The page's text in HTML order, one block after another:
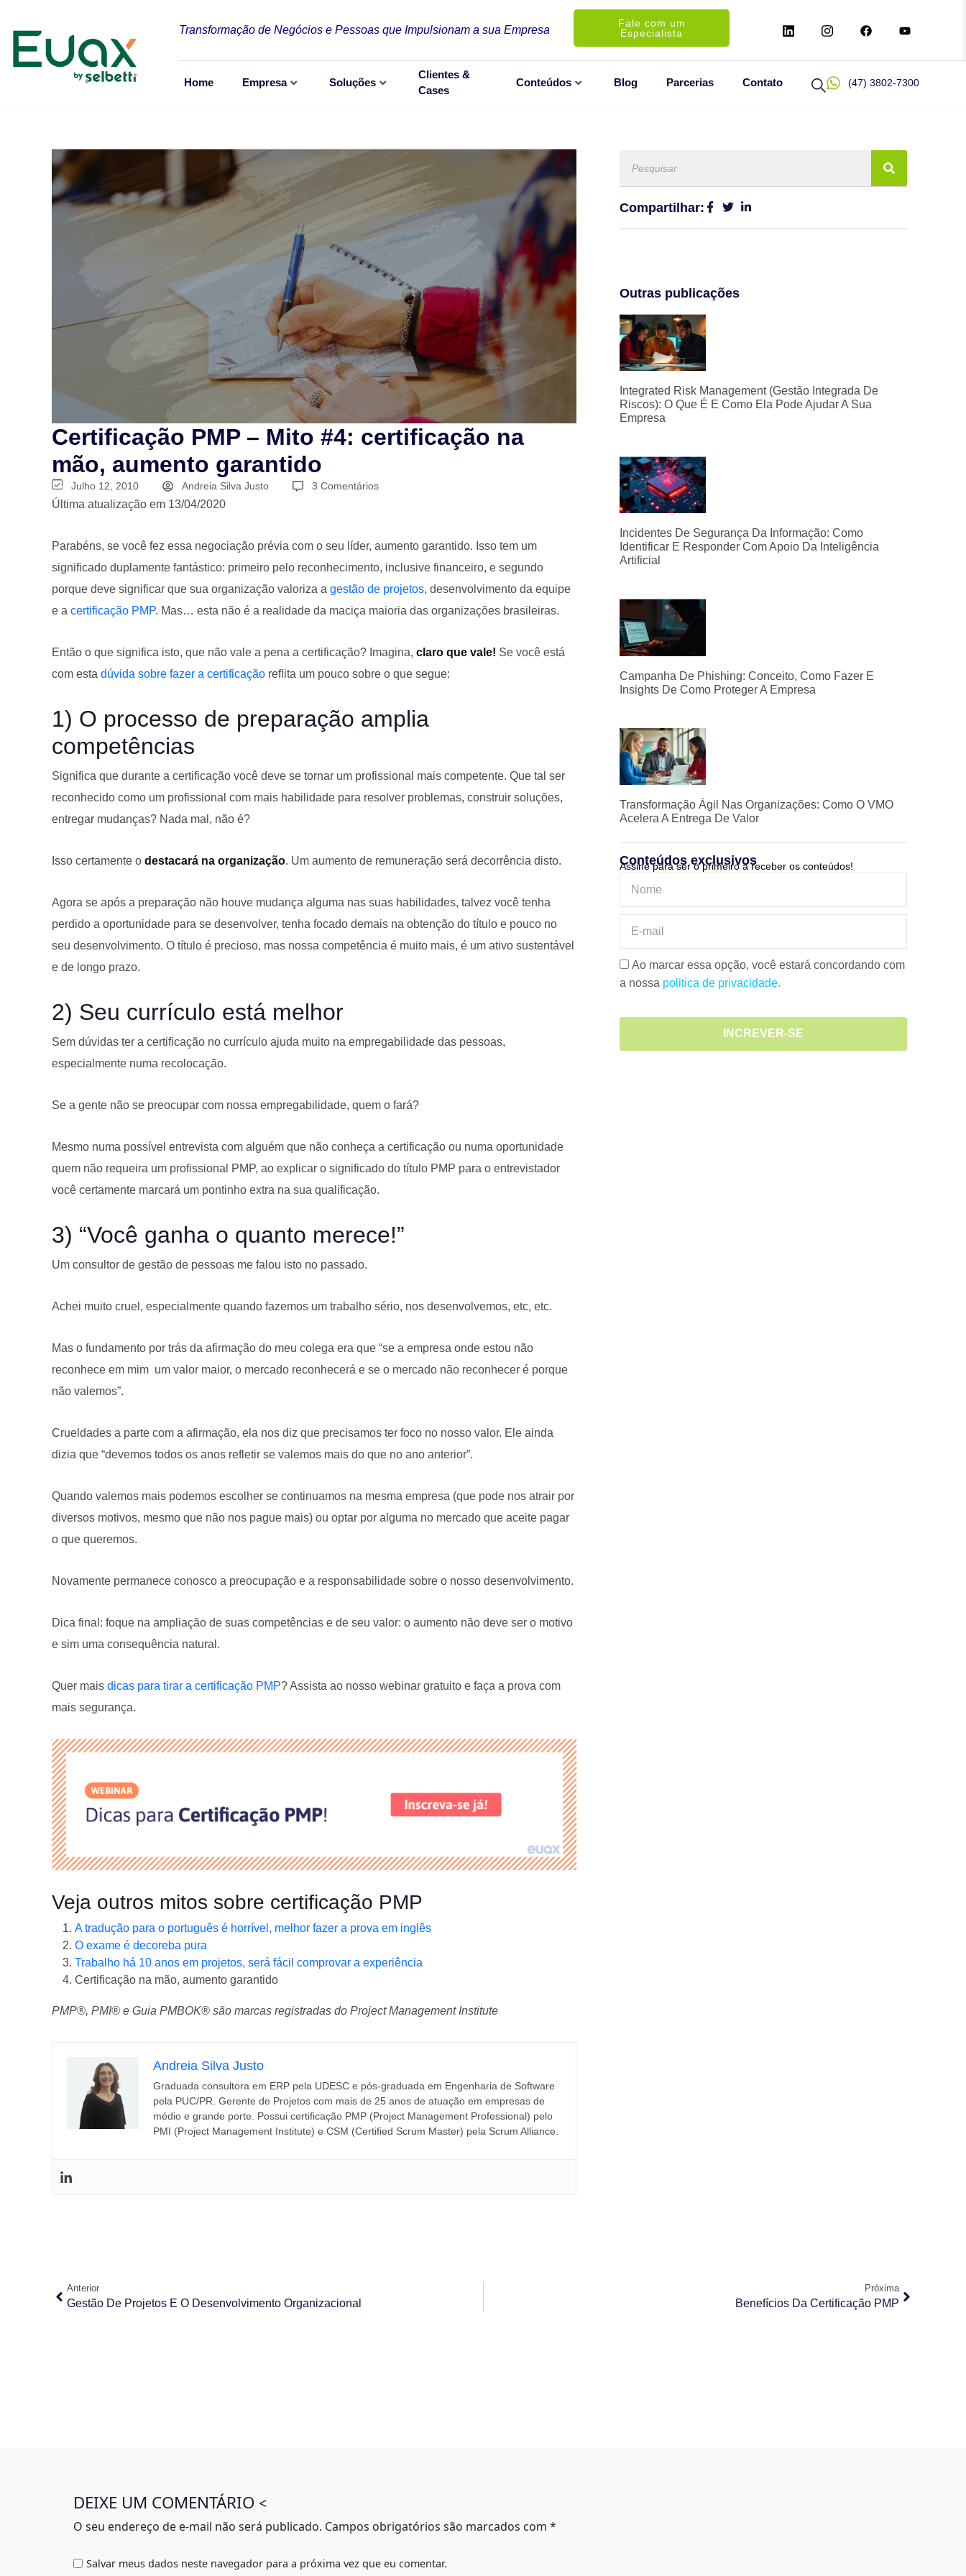
Transformação de Negócios e Pessoas que Impulsionam a sua Empresa
Fale com um
Especialista
Home Empresa Soluções
Clientes &
Cases
Conteúdos Blog Parcerias Contato (47) 3802-7300
Certificação PMP – Mito #4: certificação na
mão, aumento garantido
Julho 12, 2010 Andreia Silva Justo 3 Comentários
Última atualização em 13/04/2020
Parabéns, se você fez essa negociação prévia com o seu líder, aumento garantido. Isso tem um
significado duplamente fantástico: primeiro pelo reconhecimento, inclusive financeiro, e segundo
porque deve significar que sua organização valoriza a gestão de projetos, desenvolvimento da equipe
e a certificação PMP. Mas… esta não é a realidade da maciça maioria das organizações brasileiras.
Então o que significa isto, que não vale a pena a certificação? Imagina, claro que vale! Se você está
com esta dúvida sobre fazer a certificação reflita um pouco sobre o que segue:
1) O processo de preparação amplia
competências
Significa que durante a certificação você deve se tornar um profissional mais competente. Que tal ser
reconhecido como um profissional com mais habilidade para resolver problemas, construir soluções,
entregar mudanças? Nada mal, não é?
Isso certamente o destacará na organização. Um aumento de remuneração será decorrência disto.
Agora se após a preparação não houve mudança alguma nas suas habilidades, talvez você tenha
perdido a oportunidade para se desenvolver, tenha focado demais na obtenção do título e pouco no
seu desenvolvimento. O título é precioso, mas nossa competência é muito mais, é um ativo sustentável
e de longo prazo.
2) Seu currículo está melhor
Sem dúvidas ter a certificação no currículo ajuda muito na empregabilidade das pessoas,
especialmente numa recolocação.
Se a gente não se preocupar com nossa empregabilidade, quem o fará?
Mesmo numa possível entrevista com alguém que não conheça a certificação ou numa oportunidade
quem não requeira um profissional PMP, ao explicar o significado do título PMP para o entrevistador
você certamente marcará um pontinho extra na sua qualificação.
3) “Você ganha o quanto merece!”
Um consultor de gestão de pessoas me falou isto no passado.
Achei muito cruel, especialmente quando fazemos um trabalho sério, nos desenvolvemos, etc, etc.
Mas o fundamento por trás da afirmação do meu colega era que “se a empresa onde estou não
reconhece em mim um valor maior, o mercado reconhecerá e se o mercado não reconhecer é porque
não valemos”.
Crueldades a parte com a afirmação, ela nos diz que precisamos ter foco no nosso valor. Ele ainda
dizia que “devemos todos os anos refletir se valemos mais do que no ano anterior”.
Quando valemos mais podemos escolher se continuamos na mesma empresa (que pode nos atrair por
diversos motivos, mesmo que não nos pague mais) ou optar por alguma no mercado que aceite pagar
o que queremos.
Novamente permanece conosco a preocupação e a responsabilidade sobre o nosso desenvolvimento.
Dica final: foque na ampliação de suas competências e de seu valor: o aumento não deve ser o motivo
e sim uma consequência natural.
Quer mais dicas para tirar a certificação PMP? Assista ao nosso webinar gratuito e faça a prova com
mais segurança.
Veja outros mitos sobre certificação PMP
A tradução para o português é horrível, melhor fazer a prova em inglês
O exame é decoreba pura
Trabalho há 10 anos em projetos, será fácil comprovar a experiência
Certificação na mão, aumento garantido
PMP®, PMI® e Guia PMBOK® são marcas registradas do Project Management Institute
Andreia Silva Justo
Graduada consultora em ERP pela UDESC e pós-graduada em Engenharia de Software
pela PUC/PR. Gerente de Projetos com mais de 25 anos de atuação em empresas de
médio e grande porte. Possui certificação PMP (Project Management Professional) pelo
PMI (Project Management Institute) e CSM (Certified Scrum Master) pela Scrum Alliance.
Compartilhar:
Outras publicações
Integrated Risk Management (Gestão Integrada De
Riscos): O Que É E Como Ela Pode Ajudar A Sua
Empresa
Incidentes De Segurança Da Informação: Como
Identificar E Responder Com Apoio Da Inteligência
Artificial
Campanha De Phishing: Conceito, Como Fazer E
Insights De Como Proteger A Empresa
Transformação Ágil Nas Organizações: Como O VMO
Acelera A Entrega De Valor
Conteúdos exclusivos
Assine para ser o primeiro a receber os conteúdos!
Ao marcar essa opção, você estará concordando com
a nossa politica de privacidade.
INCREVER-SE
Anterior
Gestão De Projetos E O Desenvolvimento Organizacional
Próxima
Benefícios Da Certificação PMP
DEIXE UM COMENTÁRIO <
O seu endereço de e-mail não será publicado. Campos obrigatórios são marcados com *
Salvar meus dados neste navegador para a próxima vez que eu comentar.